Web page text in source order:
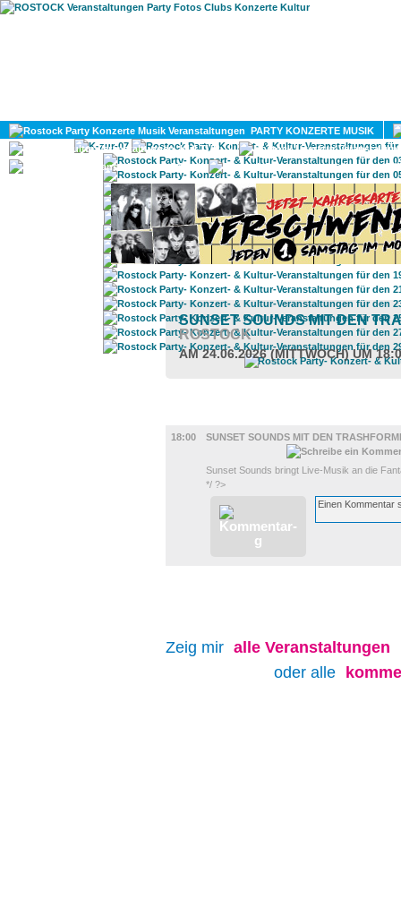
PARTY KONZERTE MUSIK
KULTUR
GAY
SUNSET SOUNDS MIT DEN
ROSTOCK
AM 24.06.2026 (MITTWOCH) UM
18:00
SUNSET SOUNDS MIT DEN
Sunset Sounds bringt Live-Musik an die
*/ ?>
Zeig mir alle Veranstaltungen
oder alle